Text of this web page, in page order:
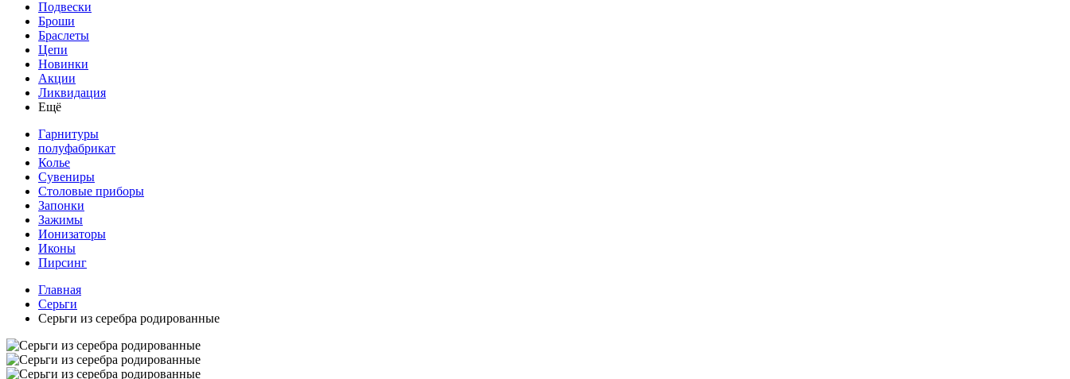
Подвески
Броши
Браслеты
Цепи
Новинки
Акции
Ликвидация
Ещё
Гарнитуры
полуфабрикат
Колье
Сувениры
Столовые приборы
Запонки
Зажимы
Ионизаторы
Иконы
Пирсинг
Главная
Серьги
Серьги из серебра родированные